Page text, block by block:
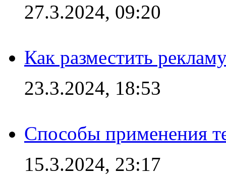
27.3.2024, 09:20
Как разместить
23.3.2024, 18:53
Способы применения
15.3.2024, 23:17